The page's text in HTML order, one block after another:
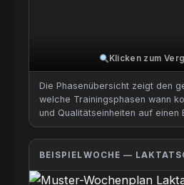
Klicken zum
Die Phasenübersicht zeigt den
welche Trainingsphasen wann
und Qualitätseinheiten auf einen
BEISPIELWOCHE —